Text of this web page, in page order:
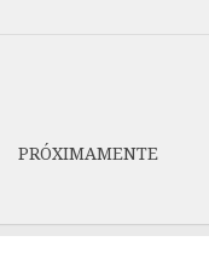
PRÓXIMAMENTE